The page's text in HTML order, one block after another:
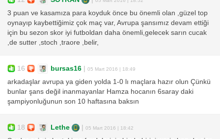
3 puan ve kasamıza para koyduk önce bu önemli olan ,güzel top
oynayıp kaybettiğimiz çok maç var, Avrupa şansımız devam ettiği
için bu sezon skor iyi futboldan daha önemli,gelecek sarın cucak
,de sutter ,stoch ,traore ,belir,
16 bursas16 05 Mart 2016 | 18:49
arkadaşlar avrupa ya giden yolda 1-0 lı maçlara hazır olun Çünkü
bunlar şans değil inanmayanlar Hamza hocanın 6saray daki
şampiyonluğunun son 10 haftasına baksın
18 Lethe 05 Mart 2016 | 18:42